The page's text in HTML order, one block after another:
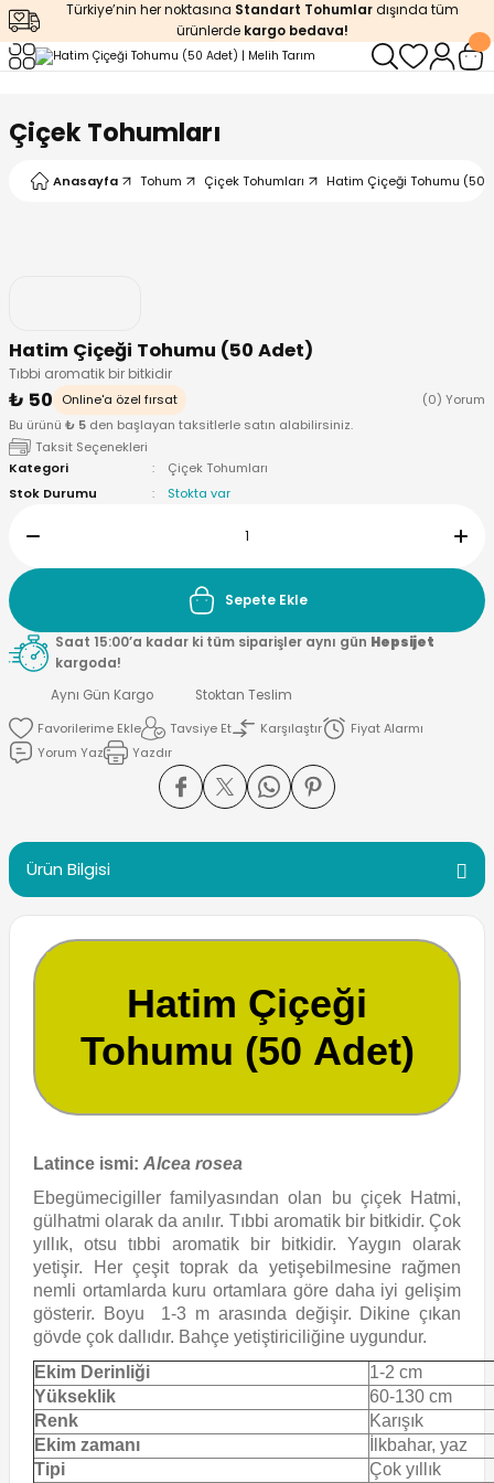
Türkiye’nin her noktasına Standart Tohumlardışında tüm
ürünlerde kargo bedava!
Çiçek Tohumları
Anasayfa Tohum Çiçek Tohumları Hatim Çiçeği Tohumu (50
Hatim Çiçeği Tohumu (50 Adet)
Tıbbi aromatik bir bitkidir
₺ 50 Online'a özel fırsat
(0) Yorum
Bu ürünü ₺ 5 den başlayan taksitlerle satın alabilirsiniz.
Taksit Seçenekleri
Kategori
Çiçek Tohumları
Stok Durumu
Stokta var
Sepete Ekle
Saat 15:00’a kadar ki tüm siparişler aynı gün Hepsijet
kargoda!
Aynı Gün Kargo
Stoktan Teslim
Tavsiye Et
Karşılaştır
Fiyat Alarmı
Yorum Yaz
Yazdır
Ürün Bilgisi
Hatim Çiçeği
Tohumu (50 Adet)
Latince ismi: Alcea rosea
Ebegümecigiller familyasından olan bu çiçek Hatmi,
gülhatmi olarak da anılır. Tıbbi aromatik bir bitkidir. Çok
yıllık, otsu tıbbi aromatik bir bitkidir. Yaygın olarak
yetişir. Her çeşit toprak da yetişebilmesine rağmen
nemli ortamlarda kuru ortamlara göre daha iyi gelişim
gösterir. Boyu 1-3 m arasında değişir. Dikine çıkan
gövde çok dallıdır. Bahçe yetiştiriciliğine uygundur.
Ekim Derinliği
1-2 cm
Yükseklik
60-130 cm
Renk
Karışık
Ekim zamanı
İlkbahar, yaz
Tipi
Çok yıllık
Geri Dön
Geri Dön
Geri Dön
Geri Dön
Ürünleri
Geri Dön